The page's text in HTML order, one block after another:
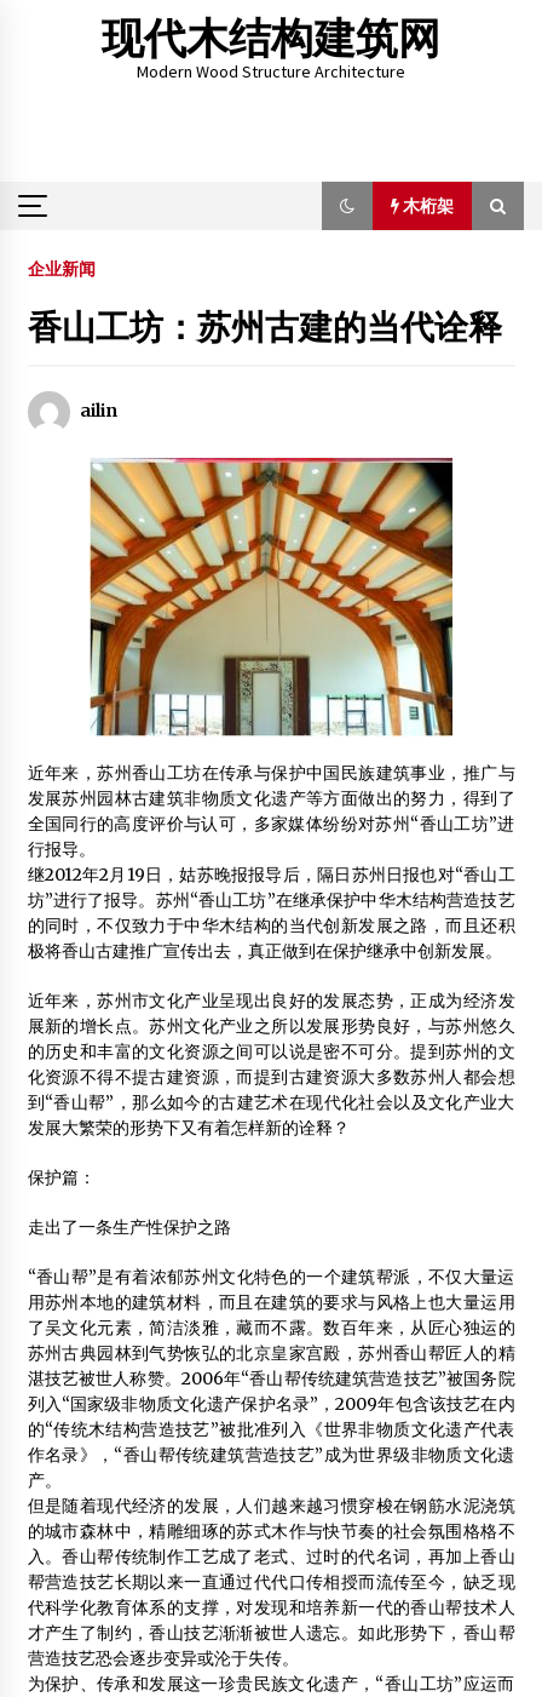
现代木结构建筑网
Modern Wood Structure Architecture
木桁架
木桁架
永定塔火灾或因违章动火 毁损部分为外包木结构
深圳市群发木材厂
2013年2月4日
全国木屋木结构诚信联盟第一次扩大会议落幕
2012年7月11日
百年米轨—木质结构火车
2015年6月15日
二次装修市场能否成木门救市“良药”
2012年3月28日
全国防腐及改性木材质量提升座谈会在京召开
2019年11月18日
奖
2014年3月27日
建筑木结构的支承
2012年7月19日
2012年3月26日
第三届“荣事杯”景观木建筑设计大赛拉开帷幕
中国现代木结构建筑贵州论坛在贵阳举行
2017年3月19日
企业新闻
香山工坊：苏州古建的当代诠释
ailin
近年来，苏州香山工坊在传承与保护中国民族建筑事业，推广与
发展苏州园林古建筑非物质文化遗产等方面做出的努力，得到了
全国同行的高度评价与认可，多家媒体纷纷对苏州“香山工坊”进
行报导。
继2012年2月19日，姑苏晚报报导后，隔日苏州日报也对“香山工
坊”进行了报导。苏州“香山工坊”在继承保护中华木结构营造技艺
的同时，不仅致力于中华木结构的当代创新发展之路，而且还积
极将香山古建推广宣传出去，真正做到在保护继承中创新发展。
近年来，苏州市文化产业呈现出良好的发展态势，正成为经济发
展新的增长点。苏州文化产业之所以发展形势良好，与苏州悠久
的历史和丰富的文化资源之间可以说是密不可分。提到苏州的文
化资源不得不提古建资源，而提到古建资源大多数苏州人都会想
到“香山帮”，那么如今的古建艺术在现代化社会以及文化产业大
发展大繁荣的形势下又有着怎样新的诠释？
保护篇：
走出了一条生产性保护之路
“香山帮”是有着浓郁苏州文化特色的一个建筑帮派，不仅大量运
用苏州本地的建筑材料，而且在建筑的要求与风格上也大量运用
了吴文化元素，简洁淡雅，藏而不露。数百年来，从匠心独运的
苏州古典园林到气势恢弘的北京皇家宫殿，苏州香山帮匠人的精
湛技艺被世人称赞。2006年“香山帮传统建筑营造技艺”被国务院
列入“国家级非物质文化遗产保护名录”，2009年包含该技艺在内
的“传统木结构营造技艺”被批准列入《世界非物质文化遗产代表
作名录》，“香山帮传统建筑营造技艺”成为世界级非物质文化遗
产。
但是随着现代经济的发展，人们越来越习惯穿梭在钢筋水泥浇筑
的城市森林中，精雕细琢的苏式木作与快节奏的社会氛围格格不
入。香山帮传统制作工艺成了老式、过时的代名词，再加上香山
帮营造技艺长期以来一直通过代代口传相授而流传至今，缺乏现
代科学化教育体系的支撑，对发现和培养新一代的香山帮技术人
才产生了制约，香山技艺渐渐被世人遗忘。如此形势下，香山帮
营造技艺恐会逐步变异或沦于失传。
为保护、传承和发展这一珍贵民族文化遗产，“香山工坊”应运而